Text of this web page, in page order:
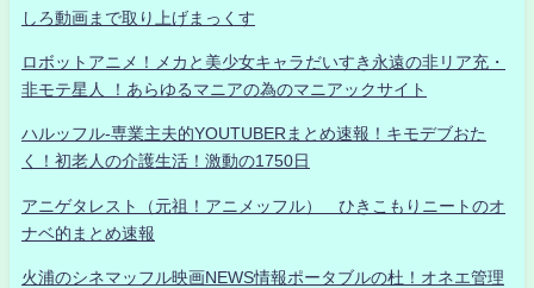
しろ動画まで取り上げまっくす
ロボットアニメ！メカと美少女キャラだいすき永遠の非リア充・
非モテ星人 ！あらゆるマニアの為のマニアックサイト
ハルッフル-専業主夫的YOUTUBERまとめ速報！キモデブおた
く！初老人の介護生活！激動の1750日
アニゲタレスト（元祖！アニメッフル） ひきこもりニートのオ
ナベ的まとめ速報
火浦のシネマッフル映画NEWS情報ポータブルの杜！オネエ管理